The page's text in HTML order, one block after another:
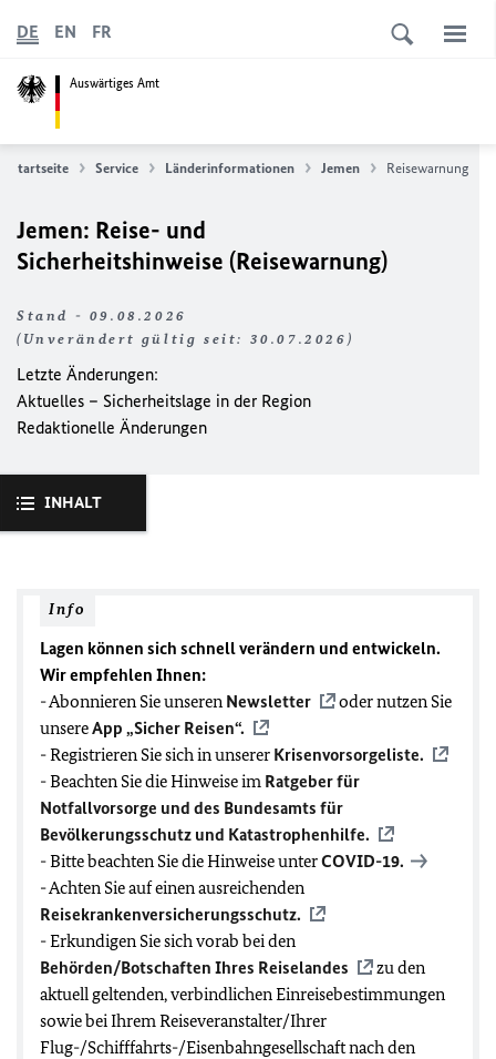
Auswärtiges Amt
DE EN FR
Startseite Service Länderinformationen Jemen Reisewarnung
Jemen: Reise- und
Sicherheitshinweise (Reisewarnung)
Stand - 09.08.2026
(Unverändert gültig seit: 30.07.2026)
Letzte Änderungen:
Aktuelles – Sicherheitslage in der Region
Redaktionelle Änderungen
INHALT
Info
Lagen können sich schnell verändern und entwickeln.
Wir empfehlen Ihnen:
- Abonnieren Sie unseren Newsletter
oder nutzen Sie
unsereApp „Sicher Reisen“.
- Registrieren Sie sich in unserer Krisenvorsorgeliste.
- Beachten Sie die Hinweise im Ratgeber für
Notfallvorsorge und des Bundesamts für
Bevölkerungsschutz und Katastrophenhilfe.
- Bitte beachten Sie die Hinweise unterCOVID-19.
- Achten Sie auf einen ausreichenden
Reisekrankenversicherungsschutz.
- Erkundigen Sie sich vorab bei den
Behörden/Botschaften Ihres Reiselandes
zu den
aktuell geltenden, verbindlichen Einreisebestimmungen
sowie bei Ihrem Reiseveranstalter/Ihrer
Flug-/Schifffahrts-/Eisenbahngesellschaft nach den